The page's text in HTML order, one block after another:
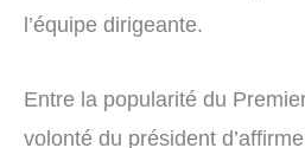
l’équipe dirigeante.
Entre la popularité du
volonté du président